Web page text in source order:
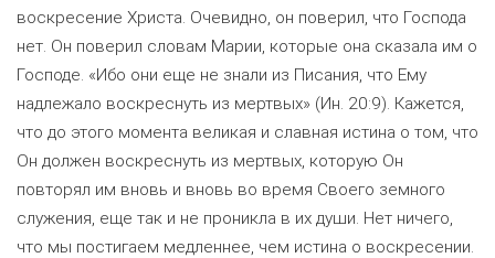
воскресение Христа. Очевидно, он поверил, что Господа
нет. Он поверил словам Марии, которые она сказала им о
Господе. «Ибо они еще не знали из Писания, что Ему
надлежало воскреснуть из мертвых» (Ин. 20:9). Кажется,
что до этого момента великая и славная истина о том, что
Он должен воскреснуть из мертвых, которую Он
повторял им вновь и вновь во время Своего земного
служения, еще так и не проникла в их души. Нет ничего,
что мы постигаем медленнее, чем истина о воскресении.